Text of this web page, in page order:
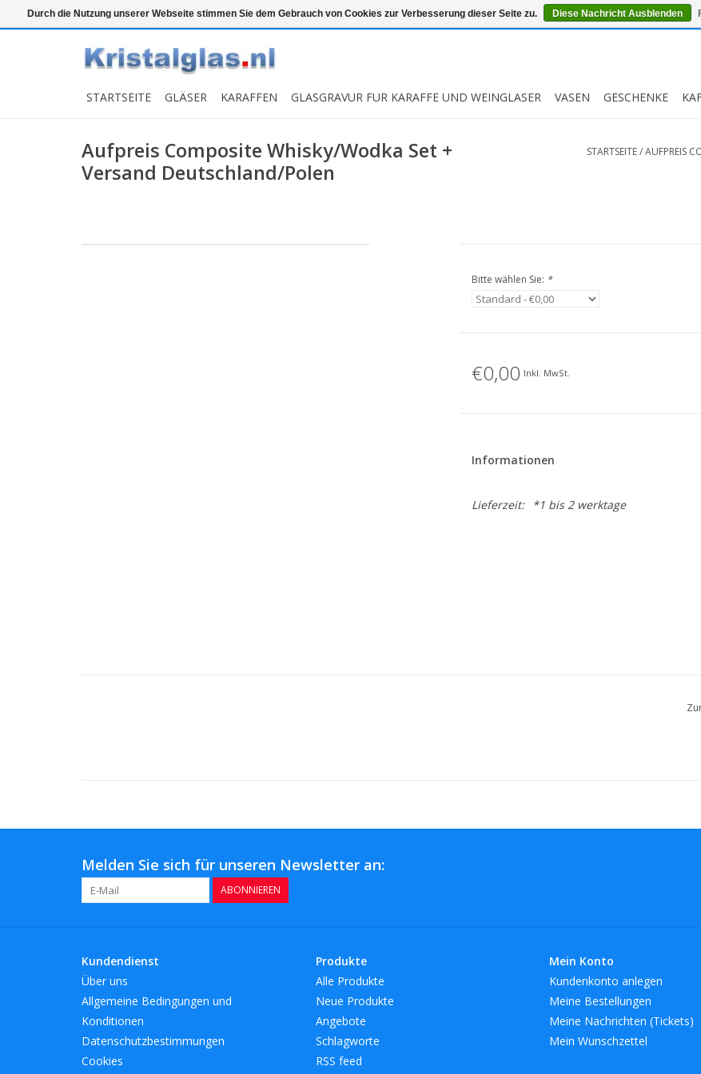
Top klasse Snelle levering Graveren
STARTSEITE GLÄSER KARAFFEN GLASGRAVUR FUR KARAFFE UND WEINGLASER VASEN GESCHENKE
Aufpreis Composite Whisky/Wodka Set +
Versand Deutschland/Polen
STARTSEITE/AUFPREIS
Bitte wählen Sie: *
€0,00 Inkl. MwSt.
Informationen
Lieferzeit: *1 bis 2 werktage
Melden Sie sich für unseren Newsletter an:
ABONNIEREN
Kundendienst
Über uns
Allgemeine Bedingungen und
Konditionen
Datenschutzbestimmungen
Cookies
Produkte
Alle Produkte
Neue Produkte
Angebote
Schlagworte
RSS feed
Mein Konto
Kundenkonto anlegen
Meine Bestellungen
Meine Nachrichten (Tickets)
Mein Wunschzettel
Durch die Nutzung unserer Webseite stimmen Sie dem Gebrauch von Cookies zur Verbesserung dieser Seite zu. Diese Nachricht Ausblenden